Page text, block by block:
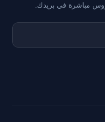
مباشرة في بريدك.